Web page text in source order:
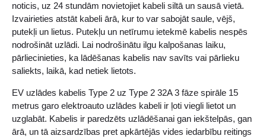
noticis, uz 24 stundām novietojiet kabeli siltā un sausā vietā.
Izvairieties atstāt kabeli ārā, kur to var sabojāt saule, vējš,
putekļi un lietus. Putekļu un netīrumu ietekmē kabelis nespēs
nodrošināt uzlādi. Lai nodrošinātu ilgu kalpošanas laiku,
pārliecinieties, ka lādēšanas kabelis nav savīts vai pārlieku
saliekts, laikā, kad netiek lietots.
EV uzlādes kabelis Type 2 uz Type 2 32A 3 fāze spirāle 15
metrus garo elektroauto uzlādes kabeli ir ļoti viegli lietot un
uzglabāt. Kabelis ir paredzēts uzlādēšanai gan iekštelpās, gan
ārā, un tā aizsardzības pret apkārtējās vides iedarbību reitings